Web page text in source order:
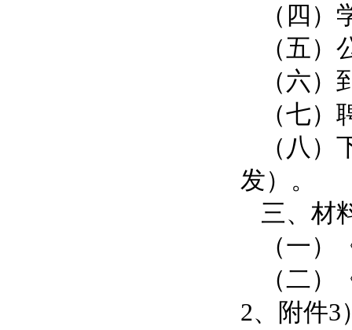
（四
（五
（六
（七
（八
发）。
三、材
（一
（二
2、附件3